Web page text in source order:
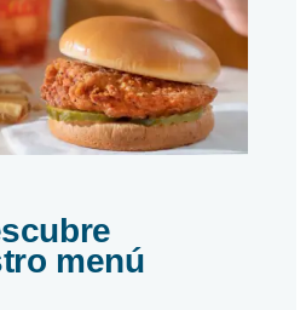
menú